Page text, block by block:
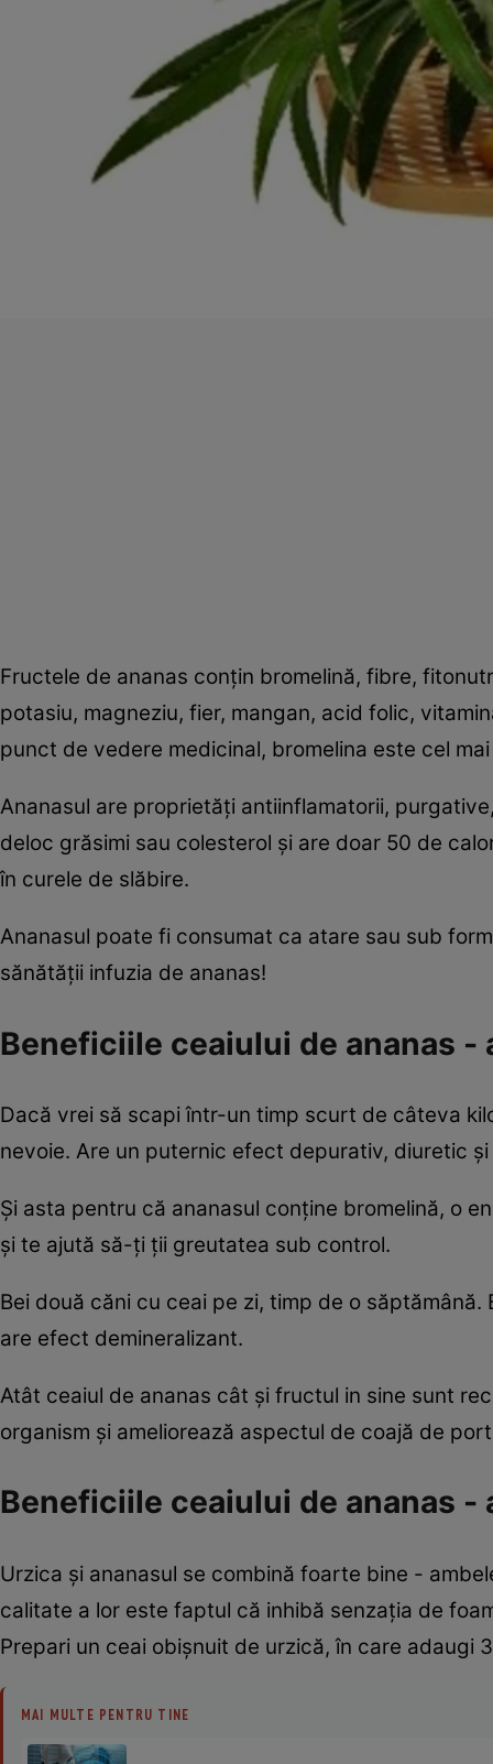
Fructele de ananas conţin bromelină, fibre,
potasiu, magneziu, fier, mangan, acid folic,
punct de vedere medicinal, bromelina este cel
Ananasul are proprietăţi antiinflamatorii,
deloc grăsimi sau colesterol şi are doar 50 de
în curele de slăbire.
Ananasul poate fi consumat ca atare sau sub
sănătăţii infuzia de ananas!
Beneficiile ceaiului de ananas -
Dacă vrei să scapi ­într-un timp scurt de câteva
nevoie. Are un puternic efect depurativ, diu­retic
Şi asta pentru că ananasul conţine bromelină, o
şi te ajută să-ţi ţii greutatea sub control.
Bei două căni cu ceai pe zi, timp de o
are efect demineralizant.
Atât ceaiul de ananas cât şi fructul in sine sunt
organism şi ameliorează aspectul de coajă de
Beneficiile ceaiului de ananas
Urzica şi ananasul se combină foarte bine -
calitate a lor este faptul că inhibă senzaţia de
Prepari un ceai obişnuit de urzică, în care adaugi
MAI MULTE PENTRU TINE